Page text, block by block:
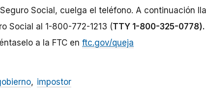
Social, cuelga el teléfono. A continuación
Social al 1-800-772-1213 (TTY 1-800-325-0778).
a la FTC en ftc.gov/queja
impostor